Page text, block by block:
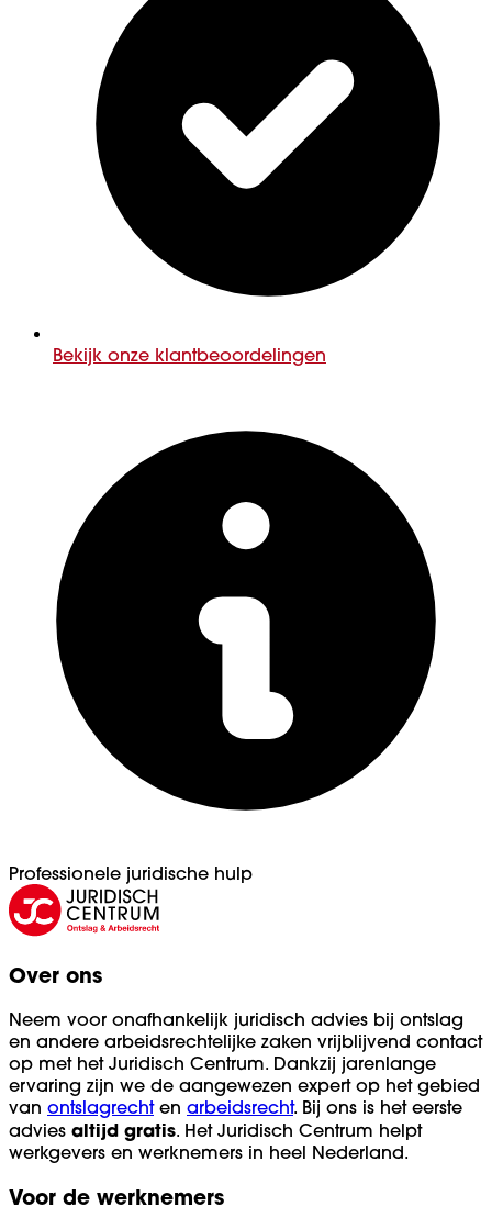
Bekijk onze klantbeoordelingen
Professionele juridische hulp
Over ons
Neem voor onafhankelijk juridisch advies bij ontslag
en andere arbeidsrechtelijke zaken vrijblijvend contact
op met het Juridisch Centrum. Dankzij jarenlange
ervaring zijn we de aangewezen expert op het gebied
van ontslagrechten arbeidsrecht. Bij ons is het eerste
advies altijd gratis. Het Juridisch Centrum helpt
werkgevers en werknemers in heel Nederland.
Voor de werknemers